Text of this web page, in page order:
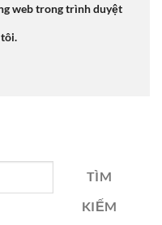
web trong trình duyệt
TÌM
KIẾM